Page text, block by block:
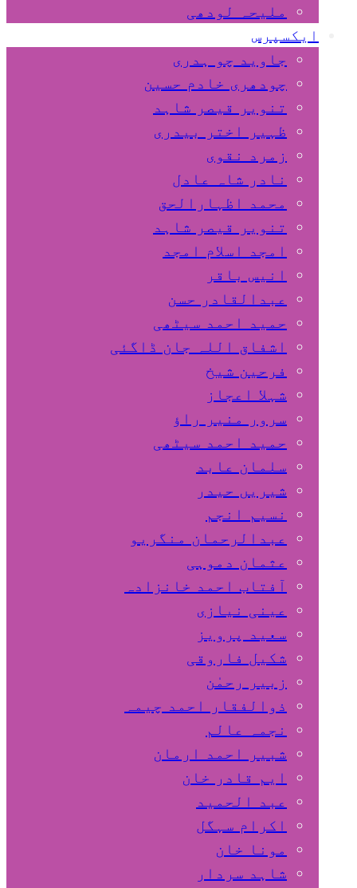
ملیحہ لودھی
ایکسپرس
جاوید چو ہدری
چودھری خادم حسین
تنویر قیصر شاہد
ظہیر اختر بیدری
زمرد نقوی
نادر شاہ عادل
محمد اظہارالحق
تنویر قیصر شاہد
امجد اسلام امجد
انیس باقر
عبدالقادر حسن
حمید احمد سیٹھی
اشفاق اللہ جان ڈاگئی
فرحین شیخ
شہلا اعجاز
سرور منیر راؤ
حمید احمد سیٹھی
سلمان عابد
شیریں حیدر
نسیم انجم
عبدالرحمان منگریو
عثمان دموہی
آفتاب احمد خانزادہ
عینی نیازی
سعید پرویز
شکیل فاروقی
زبیر رحمٰن
ذوالفقار احمد چیمہ
نجمہ عالم
شبیر احمد ارمان
ایم قادر خان
عبد الحمید
اکرام سہگل
مونا خان
شاہد سردار